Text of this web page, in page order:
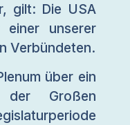
gilt: Die USA
unserer
Verbündeten.
über ein
der Großen